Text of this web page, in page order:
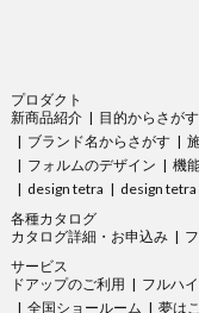
プロダクト
新商品紹介
目的からさがす
ブランド名からさがす
フォルムのデザイン
機
design tetra
design tetra
各種カタログ
カタログ詳細・お申込み
サービス
ドアップのご利用
フルハ
全国ショールーム
夢はこ